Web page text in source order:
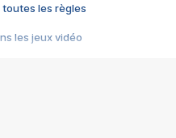
toutes les règles
les jeux vidéo